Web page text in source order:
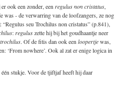
ook een zonder, een regulus non cristatus,
was - de verwarring van de loofzangers, ze nog
seu Trochilus non cristatus” (p.841),
:reguluszette hij bij het goudhaantje neer
. Of de fitis dan ook een loopertjewas,
‘From nowhere’. Ook al zat er enige logica in
stukje. Voor de tjiftjaf heeft hij daar